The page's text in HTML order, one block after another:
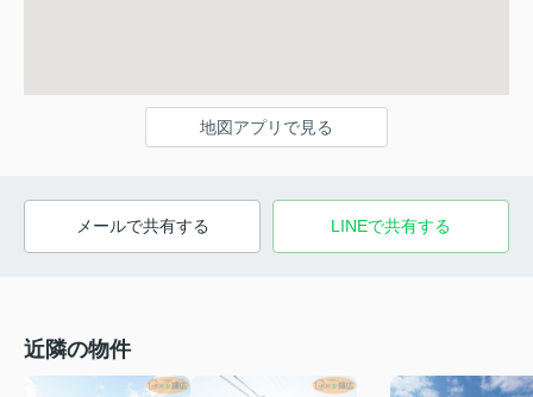
地図アプリで見る
メールで共有する LINEで共有する
近隣の物件